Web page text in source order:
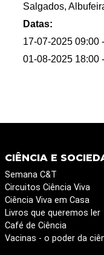
Esta atividade
Natural proposta
Salgados,
Datas:
17-07-2025 09:00
01-08-2025 18:00
CIÊNCIA E
Semana C&T
Circuitos Ciência Viva
Ciência Viva em Casa
Livros que queremos ler
Café de Ciência
Vacinas - o poder da